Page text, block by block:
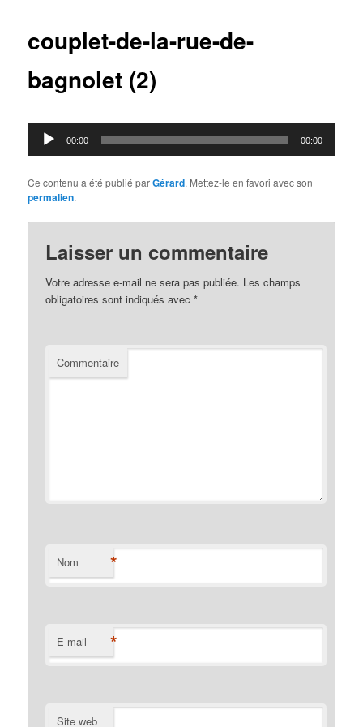
couplet-de-la-rue-de-
bagnolet (2)
Lecteur
audio
00:00 00:00
Ce contenu a été publié parGérard. Mettez-le en favori avec son
permalien.
Laisser un commentaire
Votre adresse e-mail ne sera pas publiée. Les champs
obligatoires sont indiqués avec*
Commentaire
Nom *
E-mail *
Site web